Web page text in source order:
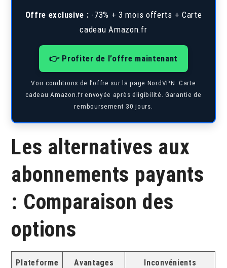
Offre exclusive : -73% + 3 mois offerts + Carte
cadeau Amazon.fr
👉 Profiter de l’offre maintenant
Voir conditions de l’offre sur la page NordVPN. Carte
cadeau Amazon.fr envoyée après éligibilité. Garantie de
remboursement 30 jours.
Les alternatives aux
abonnements payants
: Comparaison des
options
Plateforme Avantages Inconvénients